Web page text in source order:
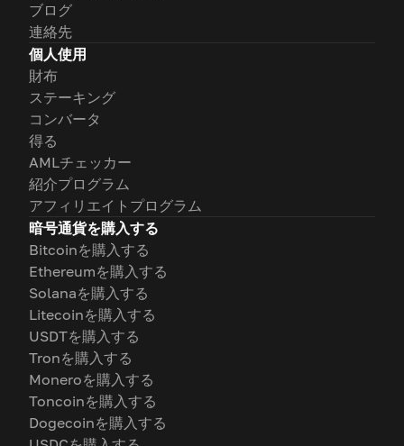
ブログ
連絡先
個人使用
財布
ステーキング
コンバータ
得る
AMLチェッカー
紹介プログラム
アフィリエイトプログラム
暗号通貨を購入する
Bitcoinを購入する
Ethereumを購入する
Solanaを購入する
Litecoinを購入する
USDTを購入する
Tronを購入する
Moneroを購入する
Toncoinを購入する
Dogecoinを購入する